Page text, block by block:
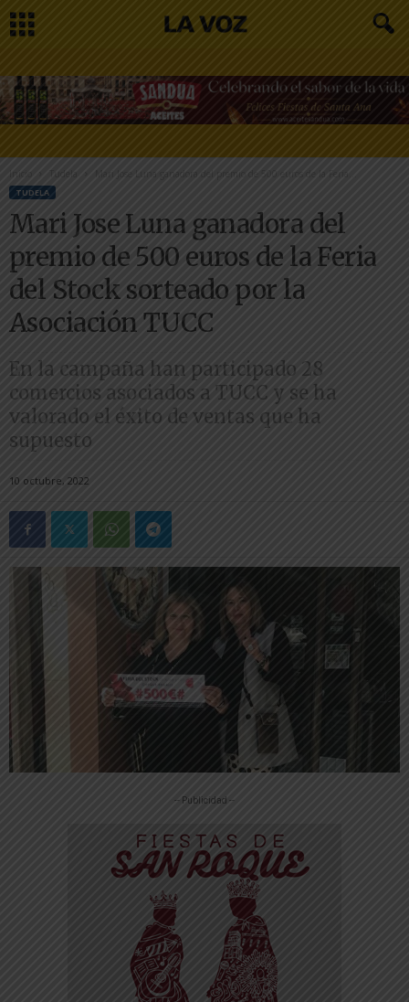
Inicio Tudela Mari Jose Luna ganadora del premio de 500 euros de la Feria...
TUDELA
Mari Jose Luna ganadora del
premio de 500 euros de la Feria
del Stock sorteado por la
Asociación TUCC
En la campaña han participado 28
comercios asociados a TUCC y se ha
valorado el éxito de ventas que ha
supuesto
10 octubre, 2022
-- Publicidad --